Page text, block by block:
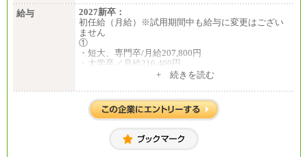
給与
2027新卒：
初任給（月給）※試用期間中も給与に変更はござい
ません
①
・短大、専門卒/月給207,800円
・大学卒／月給216,400円
※大学院修了は大学卒の金額を最低額とし、経験・
す。
②③
・大学卒／月給282,000円
※技術系応募における、博士課程修了は大学卒(また
+ 続きを読む